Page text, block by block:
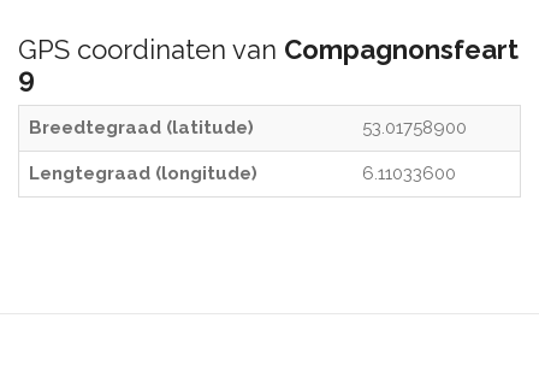
GPS coordinaten van Compagnonsfeart
9
Breedtegraad (latitude) 53.01758900
Lengtegraad (longitude) 6.11033600